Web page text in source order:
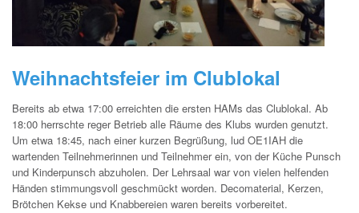
Weihnachtsfeier im Clublokal
Bereits ab etwa 17:00 erreichten die ersten HAMs das Clublokal. Ab
18:00 herrschte reger Betrieb alle Räume des Klubs wurden genutzt.
Um etwa 18:45, nach einer kurzen Begrüßung, lud OE1IAH die
wartenden Teilnehmerinnen und Teilnehmer ein, von der Küche Punsch
und Kinderpunsch abzuholen. Der Lehrsaal war von vielen helfenden
Händen stimmungsvoll geschmückt worden. Decomaterial, Kerzen,
Brötchen Kekse und Knabbereien waren bereits vorbereitet.